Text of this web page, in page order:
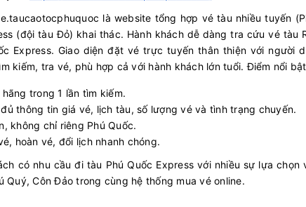
là website tổng hợp vé tàu nhiều tuyến
(đội tàu Đỏ) khai thác. Hành khách dễ dàng tra cứu vé tàu
Express. Giao diện đặt vé trực tuyến thân thiện với người
kiếm, tra vé, phù hợp cả với hành khách lớn tuổi. Điểm nổi
hãng trong 1 lần tìm kiếm.
thông tin giá vé, lịch tàu, số lượng vé và tình trạng chuyến.
không chỉ riêng Phú Quốc.
hoàn vé, đổi lịch nhanh chóng.
có nhu cầu đi tàu Phú Quốc Express với nhiều sự lựa chọn
Quý, Côn Đảo trong cùng hệ thống mua vé online.